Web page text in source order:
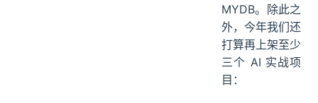
MYDB。除此之
外，今年我们还
打算再上架至少
三个 AI 实战项
目：